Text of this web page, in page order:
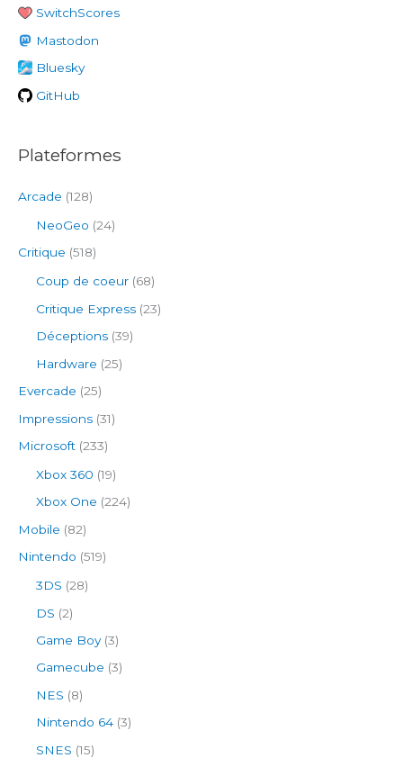
c
h
e
r
SwitchScores
Mastodon
Bluesky
GitHub
Plateformes
Arcade (128)
NeoGeo (24)
Critique (518)
Coup de coeur (68)
Critique Express (23)
Déceptions (39)
Hardware (25)
Evercade (25)
Impressions (31)
Microsoft (233)
Xbox 360 (19)
Xbox One (224)
Mobile (82)
Nintendo (519)
3DS (28)
DS (2)
Game Boy(3)
Gamecube (3)
NES (8)
Nintendo 64 (3)
SNES (15)